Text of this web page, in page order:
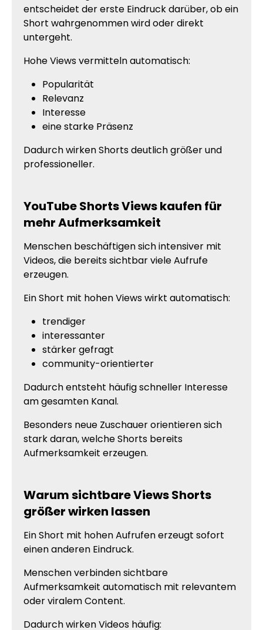
entscheidet der erste Eindruck darüber, ob ein
Short wahrgenommen wird oder direkt
untergeht.
Hohe Views vermitteln automatisch:
Popularität
Relevanz
Interesse
eine starke Präsenz
Dadurch wirken Shorts deutlich größer und
professioneller.
YouTube Shorts Views kaufen für
mehr Aufmerksamkeit
Menschen beschäftigen sich intensiver mit
Videos, die bereits sichtbar viele Aufrufe
erzeugen.
Ein Short mit hohen Views wirkt automatisch:
trendiger
interessanter
stärker gefragt
community-orientierter
Dadurch entsteht häufig schneller Interesse
am gesamten Kanal.
Besonders neue Zuschauer orientieren sich
stark daran, welche Shorts bereits
Aufmerksamkeit erzeugen.
Warum sichtbare Views Shorts
größer wirken lassen
Ein Short mit hohen Aufrufen erzeugt sofort
einen anderen Eindruck.
Menschen verbinden sichtbare
Aufmerksamkeit automatisch mit relevantem
oder viralem Content.
Dadurch wirken Videos häufig: